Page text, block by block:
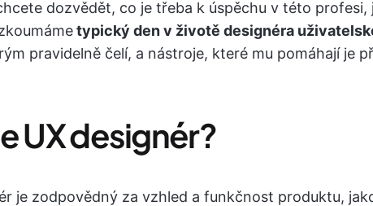
dozvědět, co je třeba k úspěchu v této profesi,
typický den v životě designéra
pravidelně čelí, a nástroje, které mu pomáhají je
UX designér?
je zodpovědný za vzhled a funkčnost produktu,